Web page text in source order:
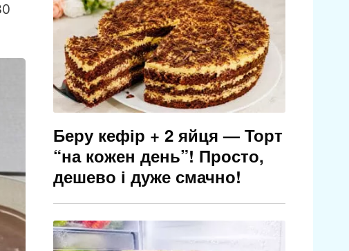
Беру кефір + 2 яйця — Торт
“на кожен день”! Просто,
дешево і дуже смачно!